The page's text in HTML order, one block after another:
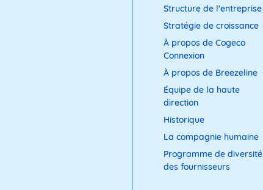
Structure de l'entreprise
Stratégie de croissance
À propos de Cogeco
Connexion
À propos de Breezeline
Équipe de la haute
direction
Historique
La compagnie humaine
Programme de diversité
des fournisseurs